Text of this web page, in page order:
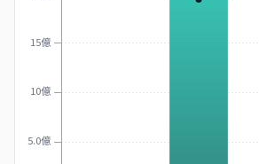
5.0億
10億
15億